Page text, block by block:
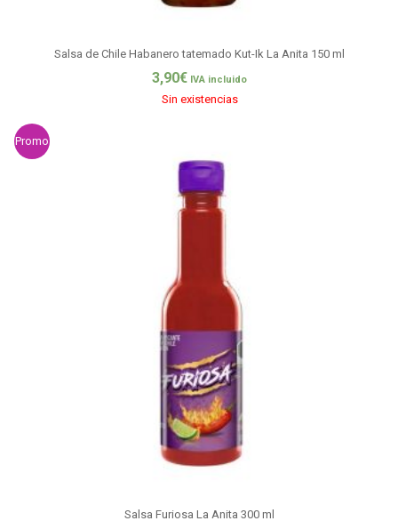
Salsa de Chile Habanero tatemado Kut-Ik La Anita 150 ml
3,90€ IVA incluido
Sin existencias
Promo
Salsa Furiosa La Anita 300 ml